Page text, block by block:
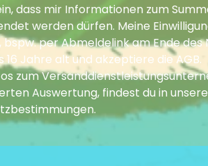
dass mir Informationen zum
werden dürfen. Meine
per Abmeldelink am Ende des
16 Jahre alt und akzeptiere dieAGB.
zum
Auswertung, findest du in
.